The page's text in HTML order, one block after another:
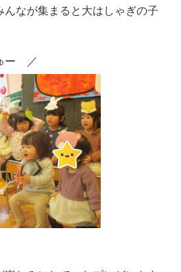
んなが集まると大はしゃぎの子
ー ／